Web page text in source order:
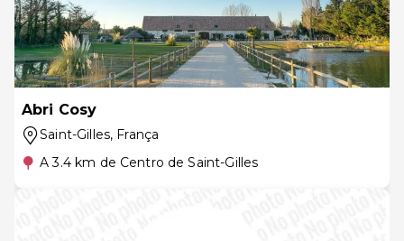
Abri Cosy
Saint-Gilles, França
A 3.4 km de Centro de Saint-Gilles